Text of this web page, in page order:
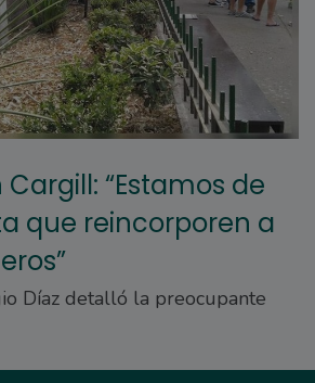
“Estamos de
que reincorporen a
Díaz detalló la preocupante